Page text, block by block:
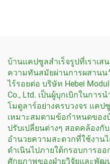
บ้านแคปซูลสำเร็จรูปที่เราเ
ความทันสมัยผ่านการผสานน
ไร้รอยต่อ บริษัท Hebei
Co., Ltd. เป็นผู้บุกเบิกในการ
โมดูลาร์อย่างครบวงจร แค
เหมาะสมตามข้อกำหนดของ
ปรับเปลี่ยนต่างๆ สอดคล้องกั
อำนวยความสะดวกที่ใช้งาน
ดำเนินไปภายใต้กรอบการ
ศักยภาพของฝ่ายวิจัยและพัฒ